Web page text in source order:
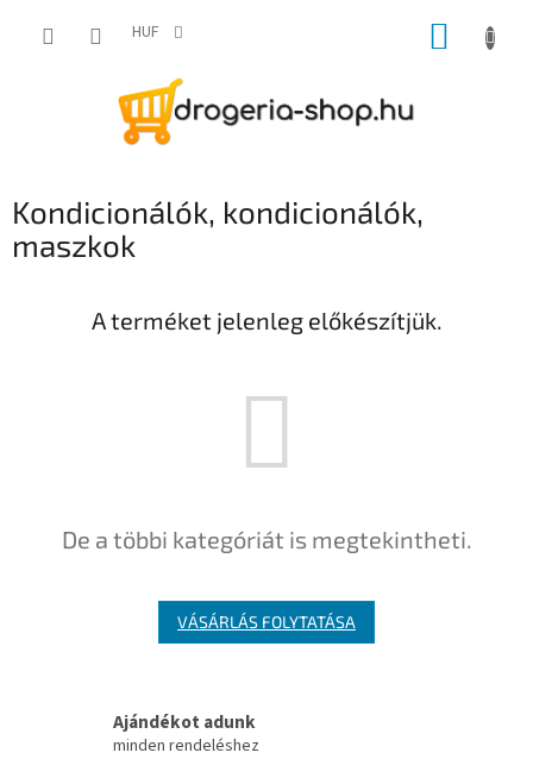
HUF KOSÁR
Kondicionálók, kondicionálók,
maszkok
A terméket jelenleg előkészítjük.
De a többi kategóriát is megtekintheti.
VÁSÁRLÁS FOLYTATÁSA
Ajándékot adunk
minden rendeléshez